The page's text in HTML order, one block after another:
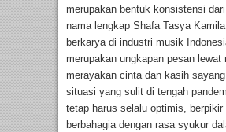
merupakan bentuk konsistensi
nama lengkap Shafa Tasya
berkarya di industri musik
merupakan ungkapan pesan lewat
merayakan cinta dan kasih
situasi yang sulit di tengah
tetap harus selalu optimis,
berbahagia dengan rasa syukur